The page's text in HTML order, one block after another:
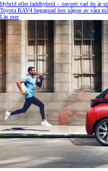
Hybrid eller laddhybrid – oavsett vad du är
Toyota RAV4 begagnad hos någon av våra
Läs mer